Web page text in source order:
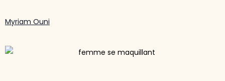
Myriam Ouni